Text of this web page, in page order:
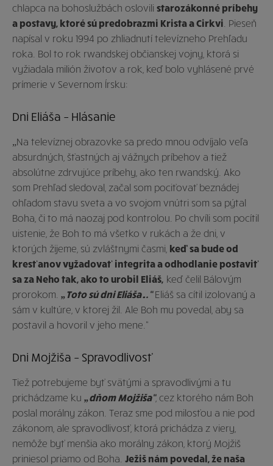
chlapca na bohoslužbách oslovili starozákonné príbehy
a postavy, ktoré sú predobrazmi Krista a Cirkvi . Pieseň
napísal v roku 1994 po zhliadnutí televízneho Prehľadu
roka. Bol to rok rwandskej občianskej vojny, ktorá si
vyžiadala milión životov a rok, keď bolo vyhlásené prvé
prímerie v Severnom Írsku:
Dni Eliáša – Hlásanie
„Na televíznej obrazovke sa predo mnou odvíjalo veľa
absurdných, šťastných aj vážnych príbehov a tiež
absolútne zdrvujúce príbehy, ako ten rwandský. Ako
som Prehľad sledoval, začal som pociťovať beznádej
ohľadom stavu sveta a vo svojom vnútri som sa pýtal
Boha, či to má naozaj pod kontrolou. Po chvíli som pocítil
uistenie, že Boh to má všetko v rukách a že dni, v
ktorých žijeme, sú zvláštnymi časmi, keď sa bude od
kresťanov vyžadovať integrita a odhodlanie postaviť
sa za Neho tak, ako to urobil Eliáš, keď čelil Bálovým
prorokom. „Toto sú dni Eliáša…“Eliáš sa cítil izolovaný a
sám v kultúre, v ktorej žil. Ale Boh mu povedal, aby sa
postavil a hovoril v jeho mene.“
Dni Mojžiša – Spravodlivosť
Tiež potrebujeme byť svätými a spravodlivými a tu
prichádzame ku „dňom Mojžiša“, cez ktorého nám Boh
poslal morálny zákon. Teraz sme pod milosťou a nie pod
zákonom, ale spravodlivosť, ktorá prichádza z viery,
nemôže byť menšia ako morálny zákon, ktorý Mojžiš
priniesol priamo od Boha. Ježiš nám povedal, že naša